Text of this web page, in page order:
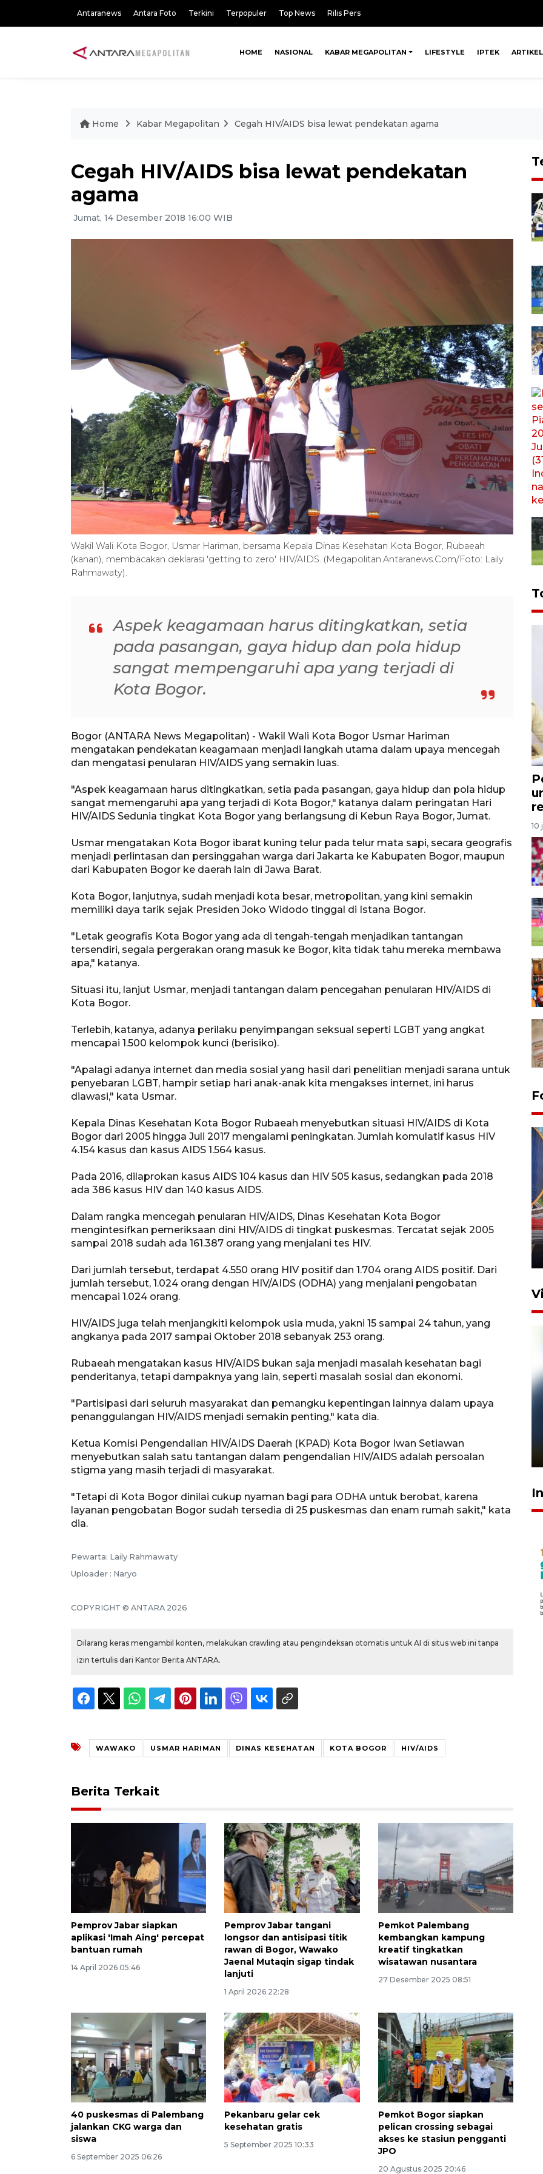
Antaranews Antara Foto Terkini Terpopuler Top News Rilis Pers
HOME NASIONAL KABAR MEGAPOLITAN LIFESTYLE IPTEK ARTIKEL
Home Kabar Megapolitan Cegah HIV/AIDS bisa lewat pendekatan agama
Cegah HIV/AIDS bisa lewat pendekatan
agama
Jumat, 14 Desember 2018 16:00 WIB
Wakil Wali Kota Bogor, Usmar Hariman, bersama Kepala Dinas Kesehatan Kota Bogor, Rubaeah
(kanan), membacakan deklarasi 'getting to zero' HIV/AIDS. (Megapolitan.Antaranews.Com/Foto: Laily
Rahmawaty).
Aspek keagamaan harus ditingkatkan, setia
pada pasangan, gaya hidup dan pola hidup
sangat mempengaruhi apa yang terjadi di
Kota Bogor.
Bogor (ANTARA News Megapolitan) - Wakil Wali Kota Bogor Usmar Hariman
mengatakan pendekatan keagamaan menjadi langkah utama dalam upaya mencegah
dan mengatasi penularan HIV/AIDS yang semakin luas.
"Aspek keagamaan harus ditingkatkan, setia pada pasangan, gaya hidup dan pola hidup
sangat memengaruhi apa yang terjadi di Kota Bogor," katanya dalam peringatan Hari
HIV/AIDS Sedunia tingkat Kota Bogor yang berlangsung di Kebun Raya Bogor, Jumat.
Usmar mengatakan Kota Bogor ibarat kuning telur pada telur mata sapi, secara geografis
menjadi perlintasan dan persinggahan warga dari Jakarta ke Kabupaten Bogor, maupun
dari Kabupaten Bogor ke daerah lain di Jawa Barat.
Kota Bogor, lanjutnya, sudah menjadi kota besar, metropolitan, yang kini semakin
memiliki daya tarik sejak Presiden Joko Widodo tinggal di Istana Bogor.
"Letak geografis Kota Bogor yang ada di tengah-tengah menjadikan tantangan
tersendiri, segala pergerakan orang masuk ke Bogor, kita tidak tahu mereka membawa
apa," katanya.
Situasi itu, lanjut Usmar, menjadi tantangan dalam pencegahan penularan HIV/AIDS di
Kota Bogor.
Terlebih, katanya, adanya perilaku penyimpangan seksual seperti LGBT yang angkat
mencapai 1.500 kelompok kunci (berisiko).
"Apalagi adanya internet dan media sosial yang hasil dari penelitian menjadi sarana untuk
penyebaran LGBT, hampir setiap hari anak-anak kita mengakses internet, ini harus
diawasi," kata Usmar.
Kepala Dinas Kesehatan Kota Bogor Rubaeah menyebutkan situasi HIV/AIDS di Kota
Bogor dari 2005 hingga Juli 2017 mengalami peningkatan. Jumlah komulatif kasus HIV
4.154 kasus dan kasus AIDS 1.564 kasus.
Pada 2016, dilaprokan kasus AIDS 104 kasus dan HIV 505 kasus, sedangkan pada 2018
ada 386 kasus HIV dan 140 kasus AIDS.
Dalam rangka mencegah penularan HIV/AIDS, Dinas Kesehatan Kota Bogor
mengintesifkan pemeriksaan dini HIV/AIDS di tingkat puskesmas. Tercatat sejak 2005
sampai 2018 sudah ada 161.387 orang yang menjalani tes HIV.
Dari jumlah tersebut, terdapat 4.550 orang HIV positif dan 1.704 orang AIDS positif. Dari
jumlah tersebut, 1.024 orang dengan HIV/AIDS (ODHA) yang menjalani pengobatan
mencapai 1.024 orang.
HIV/AIDS juga telah menjangkiti kelompok usia muda, yakni 15 sampai 24 tahun, yang
angkanya pada 2017 sampai Oktober 2018 sebanyak 253 orang.
Rubaeah mengatakan kasus HIV/AIDS bukan saja menjadi masalah kesehatan bagi
penderitanya, tetapi dampaknya yang lain, seperti masalah sosial dan ekonomi.
"Partisipasi dari seluruh masyarakat dan pemangku kepentingan lainnya dalam upaya
penanggulangan HIV/AIDS menjadi semakin penting," kata dia.
Ketua Komisi Pengendalian HIV/AIDS Daerah (KPAD) Kota Bogor Iwan Setiawan
menyebutkan salah satu tantangan dalam pengendalian HIV/AIDS adalah persoalan
stigma yang masih terjadi di masyarakat.
"Tetapi di Kota Bogor dinilai cukup nyaman bagi para ODHA untuk berobat, karena
layanan pengobatan Bogor sudah tersedia di 25 puskesmas dan enam rumah sakit," kata
dia.
Pewarta: Laily Rahmawaty
Uploader : Naryo
COPYRIGHT © ANTARA 2026
Dilarang keras mengambil konten, melakukan crawling atau pengindeksan otomatis untuk AI di situs web ini tanpa
izin tertulis dari Kantor Berita ANTARA.
WAWAKO USMAR HARIMAN DINAS KESEHATAN KOTA BOGOR HIV/AIDS
Berita Terkait
Pemprov Jabar siapkan
aplikasi 'Imah Aing' percepat
bantuan rumah
14 April 2026 05:46
Pemprov Jabar tangani
longsor dan antisipasi titik
rawan di Bogor, Wawako
Jaenal Mutaqin sigap tindak
lanjuti
1 April 2026 22:28
Pemkot Palembang
kembangkan kampung
kreatif tingkatkan
wisatawan nusantara
27 Desember 2025 08:51
40 puskesmas di Palembang
jalankan CKG warga dan
siswa
6 September 2025 06:26
Pekanbaru gelar cek
kesehatan gratis
5 September 2025 10:33
Pemkot Bogor siapkan
pelican crossing sebagai
akses ke stasiun pengganti
JPO
20 Agustus 2025 20:46
10
Komisi V DPR tinjau
perlintasan sebidang di
Stasiun Bogor
Pelanggan Filaha Farm setia
1 Juni 2026 05:47
Vaksin HPV untuk siswa laki-
laki
2026-08-06 06:30:00